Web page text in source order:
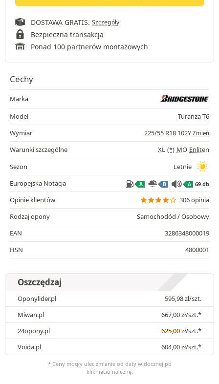
DOSTAWA GRATIS. Szczegóły
Bezpieczna transakcja
Ponad 100 partnerów montażowych
Cechy
Marka
Model
Turanza T6
Wymiar
225/55 R18 102Y Zmień
Warunki szczególne XL (*) MO Enliten
Sezon
Letnie
Europejska Notacja
A B A 69 db
Opinie klientów
306 opinia
Rodzaj opony
Samochodód / Osobowy
EAN
3286348000019
HSN
4800001
Oszczędzaj
Oponylider.pl 595,98zł/szt.
Miwan.pl
667,00zł/szt.*
24opony.pl
625,00zł/szt.*
Voida.pl
604,00zł/szt.*
* Ceny mogły ulec zmianie od daty widocznej po
kliknięciu na cenę.